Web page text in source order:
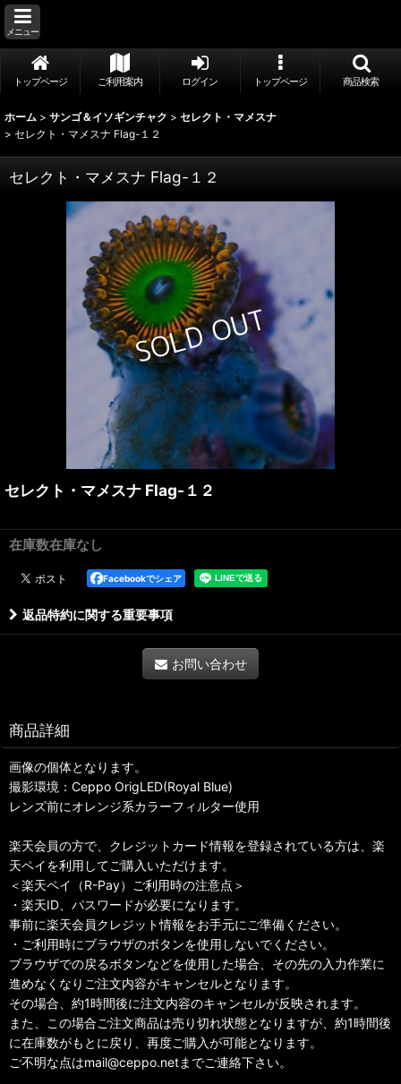
メニュー
トップページ ご利用案内 ログイン トップページ 商品検索
ホーム > サンゴ＆イソギンチャク > セレクト・マメスナ
> セレクト・マメスナ Flag-１２
セレクト・マメスナ Flag-１２
セレクト・マメスナ Flag-１２
在庫数在庫なし
Facebookでシェア
返品特約に関する重要事項
お問い合わせ
商品詳細
画像の個体となります。
撮影環境：Ceppo OrigLED(Royal Blue)
レンズ前にオレンジ系カラーフィルター使用
楽天会員の方で、クレジットカード情報を登録されている方は、楽
天ペイを利用してご購入いただけます。
＜楽天ペイ（R-Pay）ご利用時の注意点＞
・楽天ID、パスワードが必要になります。
事前に楽天会員クレジット情報をお手元にご準備ください。
・ご利用時にブラウザのボタンを使用しないでください。
ブラウザでの戻るボタンなどを使用した場合、その先の入力作業に
進めなくなりご注文内容がキャンセルとなります。
その場合、約1時間後に注文内容のキャンセルが反映されます。
また、この場合ご注文商品は売り切れ状態となりますが、約1時間後
に在庫数がもとに戻り、再度ご購入が可能となります。
ご不明な点はmail@ceppo.netまでご連絡下さい。